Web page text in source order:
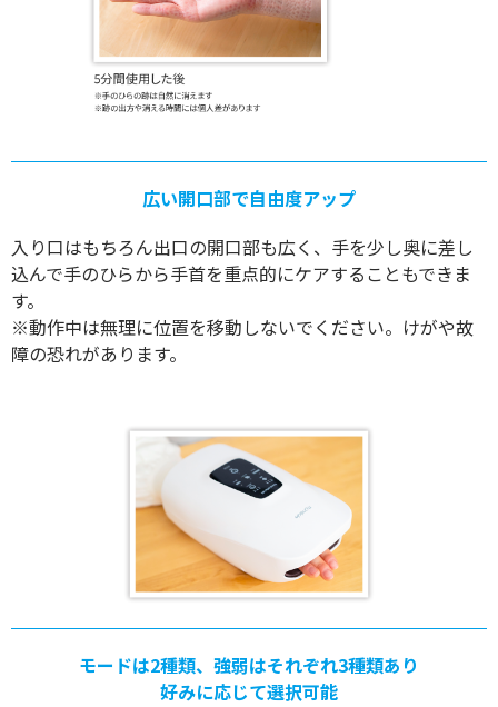
広い開口部で自由度アップ
入り口はもちろん出口の開口部も広く、手を少し奥に差し
込んで手のひらから手首を重点的にケアすることもできま
す。
※動作中は無理に位置を移動しないでください。けがや故
障の恐れがあります。
モードは2種類、強弱はそれぞれ3種類あり
好みに応じて選択可能